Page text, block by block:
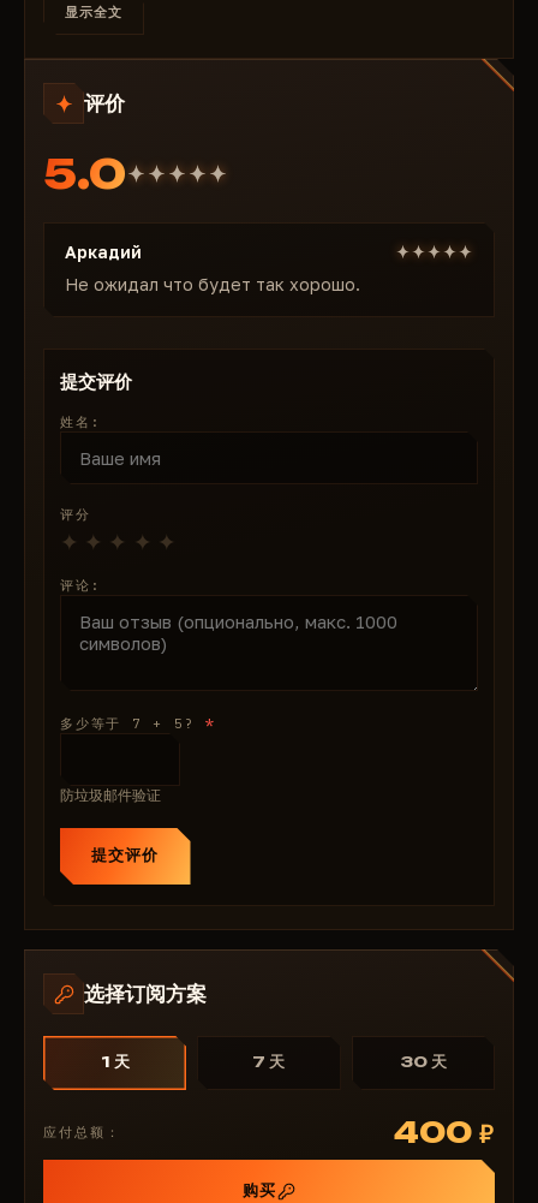
器、任务等等。在《潜行者Online》中，这项战术增强功
可拾取战利品，并躲避陷阱，从而提升 PvP 和 PvE 突袭
的体验。
Online》的狂暴战斗中，您可以瞄准头部、颈部或躯干进
行爆头，并根据距离或准星角度进行优先级调整。
它使交火变得可预测，能够远距离无误地消灭威胁。
瞄准键和魔法子弹：
为自动瞄准和魔法子弹（穿墙）设
置按键——使用瞄准标记和视觉半径瞄准 NPC、玩家、怪
物和动物。在“潜行”模式下，它非常适合猎杀变异体或伏
内存——加速：
域内抢先获得神器。非常适合刷怪和逃脱，让你所向披
气如何都能照亮区域，此外，还可以使用磁铁进行异常检
测，自动吸附并显示内部的神器字母。在《Stay Out》
中，一场农业革命即将到来——无需担心辐射或黑暗风险
即可收获稀有物品。
记忆——轻松通关：
使用 ForgeCheats 为《Stalker Online》（Stay Out）
这项未被检测到的技术可以绕过所有反作弊系统，而且只
需 5 美元，即可让所有幸存者都能拥有它。更新内容与新
区域和活动同步，带来无缝的 PvP 和神器狩猎体验。告
别枯燥的刷怪——立即在 ForgeCheats 购买 PRIVATE 作
待着你的突袭！
显示全文
评价
5.0
Аркадий
Не ожидал что будет так хорошо.
提交评价
姓名:
评分
评论:
多少等于 7 + 5?*
防垃圾邮件验证
提交评价
选择订阅方案
1 天 7 天 30 天
应付总额： 400 ₽
购买